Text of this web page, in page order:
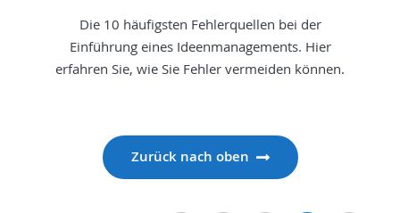
Die 10 häufigsten Fehlerquellen bei der
Einführung eines Ideenmanagements. Hier
erfahren Sie, wie Sie Fehler vermeiden können.
Zurück nach oben